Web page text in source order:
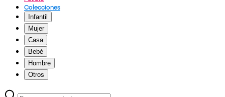
Colecciones
Infantil
Mujer
Casa
Bebé
Hombre
Otros